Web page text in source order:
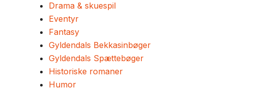
Drama & skuespil
Eventyr
Fantasy
Gyldendals Bekkasinbøger
Gyldendals Spættebøger
Historiske romaner
Humor